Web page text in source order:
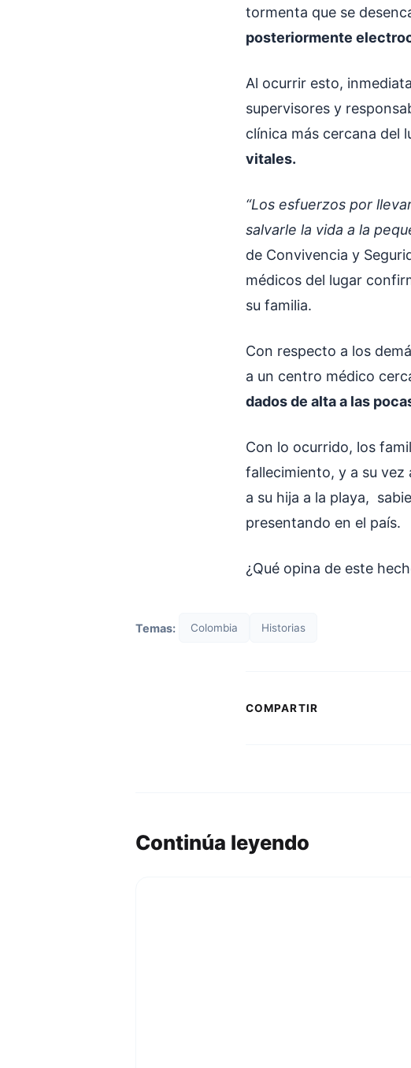
tormenta que se
posteriormente
Al ocurrir esto,
supervisores y
clínica más cercana del
vitales.
“Los esfuerzos por
salvarle la vida a la
de Convivencia y
médicos del lugar
su familia.
Con respecto a los
a un centro médico
dados de alta a las
Con lo ocurrido, los
fallecimiento, y a su
a su hija a la playa,
presentando en el país.
¿Qué opina de este
Temas: Colombia Historias
COMPARTIR
Continúa leyendo